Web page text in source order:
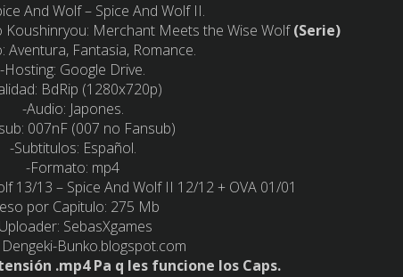
And Wolf – Spice And Wolf II.
Koushinryou: Merchant Meets the Wise Wolf(Serie)
Aventura, Fantasia, Romance.
-Hosting: Google Drive.
BdRip (1280x720p)
-Audio: Japones.
007nF (007 no Fansub)
-Subtitulos: Español.
-Formato: mp4
13/13 – Spice And Wolf II 12/12 + OVA 01/01
por Capitulo: 275 Mb
SebasXgames
Bunko.blogspot.com
.mp4 Pa q les funcione los Caps.